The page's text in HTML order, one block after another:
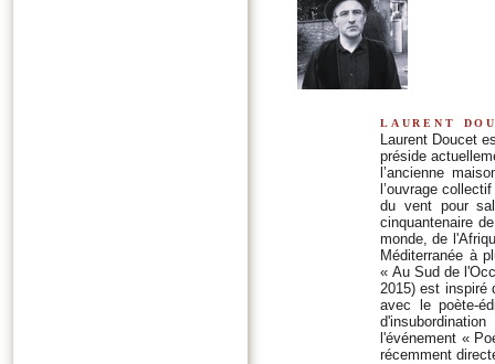
laurent
Laurent Doucet
préside
l’ancienne
l’ouvrage
du vent pour
cinquantenaire
monde, de
Méditerranée à
« Au Sud de
2015) est inspiré
avec le poète-
l'événement «
récemment